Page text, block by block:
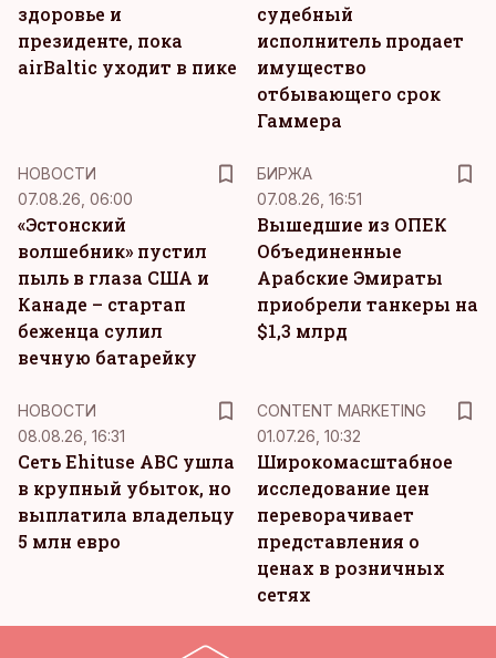
здоровье и
президенте, пока
airBaltic уходит в пике
судебный
исполнитель продает
имущество
отбывающего срок
Гаммера
НОВОСТИ
07.08.26, 06:00
«Эстонский
волшебник» пустил
пыль в глаза США и
Канаде – стартап
беженца сулил
вечную батарейку
БИРЖА
07.08.26, 16:51
Вышедшие из ОПЕК
Объединенные
Арабские Эмираты
приобрели танкеры на
$1,3 млрд
НОВОСТИ
08.08.26, 16:31
Сеть Ehituse ABC ушла
в крупный убыток, но
выплатила владельцу
5 млн евро
CONTENT MARKETING
01.07.26, 10:32
Широкомасштабное
исследование цен
переворачивает
представления о
ценах в розничных
сетях